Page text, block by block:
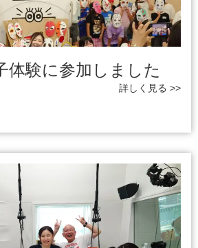
体験に参加しました
詳しく見る >>